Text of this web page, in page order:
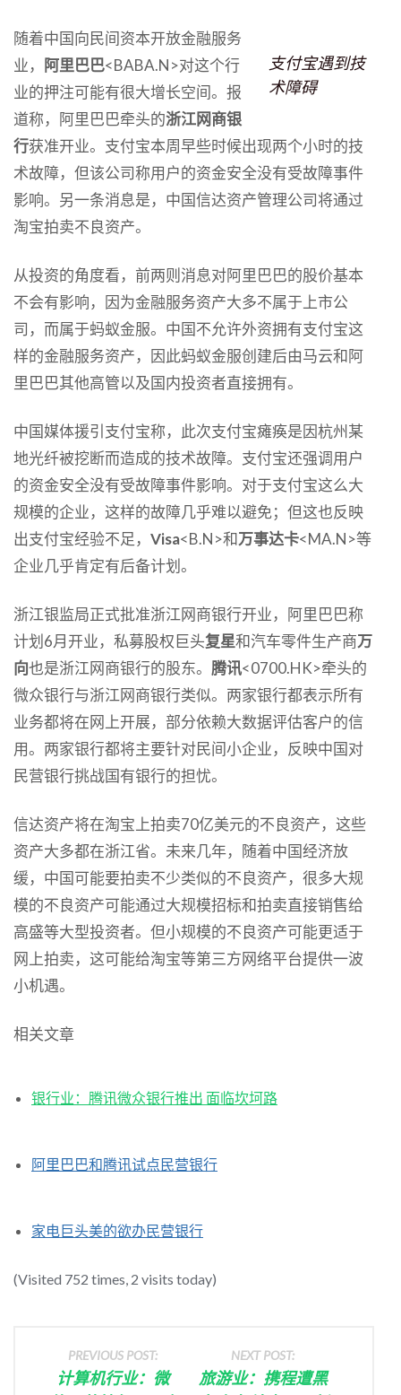
支付宝遇到技
术障碍
随着中国向民间资本开放金融服务
业，
阿里巴巴<BABA.N>对这个行
业的押注可能有很大增长空间。报
道称，阿里巴巴牵头的浙江网商银
行获准开业。支付宝本周早些时候出现两个小时的技
术故障，但该公司称用户的资金安全没有受故障事件
影响。另一条消息是，中国信达资产管理公司将通过
淘宝拍卖不良资产。
从投资的角度看，前两则消息对阿里巴巴的股价基本
不会有影响，因为金融服务资产大多不属于上市公
司，而属于蚂蚁金服。中国不允许外资拥有支付宝这
样的金融服务资产，因此蚂蚁金服创建后由马云和阿
里巴巴其他高管以及国内投资者直接拥有。
中国媒体援引支付宝称，此次支付宝瘫痪是因杭州某
地光纤被挖断而造成的技术故障。支付宝还强调用户
的资金安全没有受故障事件影响。对于支付宝这么大
规模的企业，这样的故障几乎难以避免；但这也反映
出支付宝经验不足， Visa<B.N>和万事达卡<MA.N>等
企业几乎肯定有后备计划。
浙江银监局正式批准浙江网商银行开业，阿里巴巴称
计划6月开业，私募股权巨头复星和汽车零件生产商万
向也是浙江网商银行的股东。 腾讯<0700.HK>牵头的
微众银行与浙江网商银行类似。两家银行都表示所有
业务都将在网上开展，部分依赖大数据评估客户的信
用。两家银行都将主要针对民间小企业，反映中国对
民营银行挑战国有银行的担忧。
信达资产将在淘宝上拍卖70亿美元的不良资产，这些
资产大多都在浙江省。未来几年，随着中国经济放
缓，中国可能要拍卖不少类似的不良资产，很多大规
模的不良资产可能通过大规模招标和拍卖直接销售给
高盛等大型投资者。但小规模的不良资产可能更适于
网上拍卖，这可能给淘宝等第三方网络平台提供一波
小机遇。
相关文章
银行业：腾讯微众银行推出 面临坎坷路
阿里巴巴和腾讯试点民营银行
家电巨头美的欲办民营银行
(Visited 752 times, 2 visits today)
PREVIOUS POST:
计算机行业：微
NEXT POST:
旅游业：携程遭黑